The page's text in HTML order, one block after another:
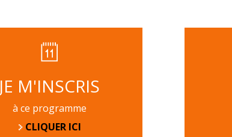
JE M'INSCRIS
à ce programme
CLIQUER ICI